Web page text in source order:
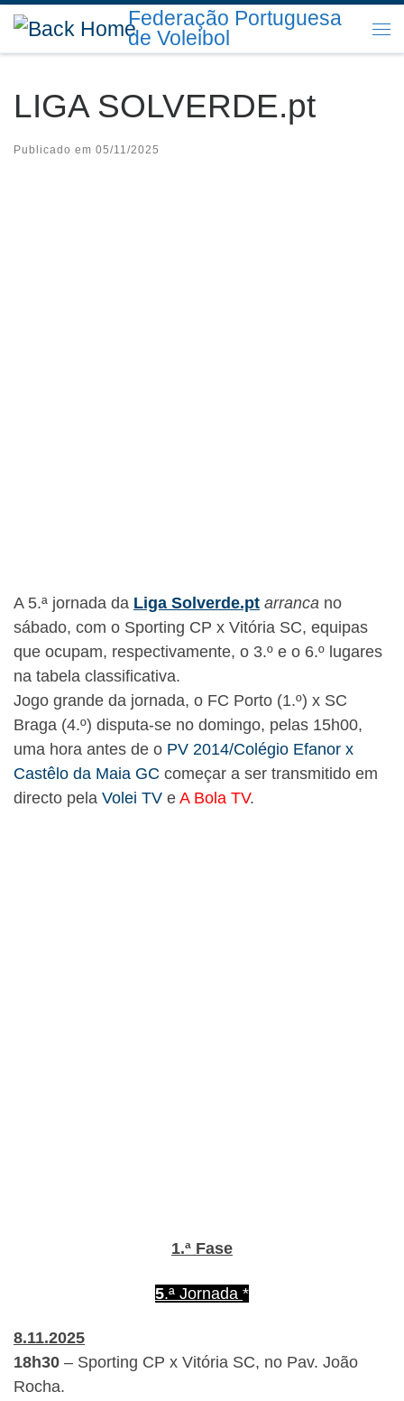
Skip to content Federação Portuguesa
de Voleibol
LIGA SOLVERDE.pt
Publicado em 05/11/2025
A 5.ª jornada da Liga Solverde.pt arranca no
sábado, com o Sporting CP x Vitória SC, equipas
que ocupam, respectivamente, o 3.º e o 6.º lugares
na tabela classificativa.
Jogo grande da jornada, o FC Porto (1.º) x SC
Braga (4.º) disputa-se no domingo, pelas 15h00,
uma hora antes de o PV 2014/Colégio Efanor x
Castêlo da Maia GC começar a ser transmitido em
directo pela Volei TV e A Bola TV.
1.ª Fase
5.ª Jornada *
8.11.2025
18h30 – Sporting CP x Vitória SC, no Pav. João
Rocha.